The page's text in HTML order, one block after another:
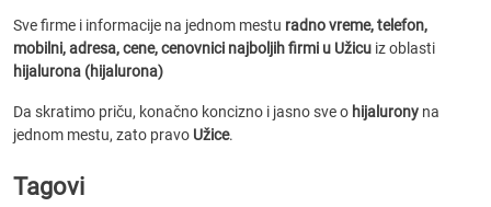
Sve firme i informacije na jednom mestu radno vreme, telefon,
mobilni, adresa, cene, cenovnici najboljih firmi u Užicu iz oblasti
hijalurona (hijalurona)
Da skratimo priču, konačno koncizno i jasno sve o hijaluronу na
jednom mestu, zato pravo Užice.
Tagovi